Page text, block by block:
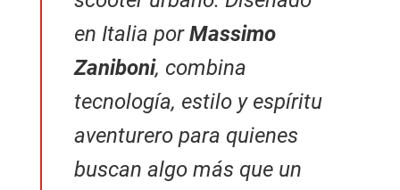
en Italia porMassimo
Zaniboni, combina
tecnología, estilo y espíritu
aventurero para quienes
buscan algo más que un